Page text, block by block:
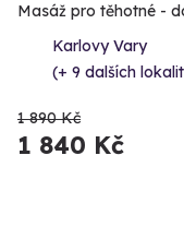
Masáž pro těhotné -
Karlovy Vary
(+ 9 dalších
1 890 Kč
1 840 Kč